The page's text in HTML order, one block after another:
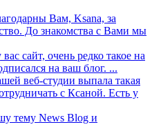
Вам, Ksana, за
До знакомства с Вами мы
сайт, очень редко такое на
на ваш блог. ...
веб-студии выпала такая
с Ксаной. Есть у
тему News Blog и